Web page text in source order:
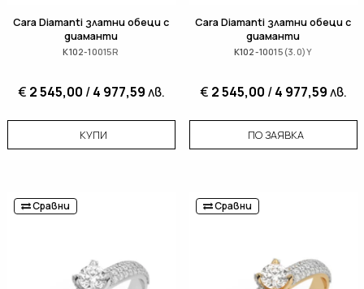
Cara Diamanti златни обеци с
диаманти
K102-10015R
€ 2 545,00 /4 977,59лв.
КУПИ
Cara Diamanti златни обеци с
диаманти
K102-10015(3.0)Y
€ 2 545,00 /4 977,59лв.
ПО ЗАЯВКА
Сравни Сравни